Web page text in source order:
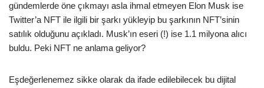
gündemlerde öne çıkmayı asla ihmal etmeyen Elon Musk ise
Twitter’a NFT ile ilgili bir şarkı yükleyip bu şarkının NFT’sinin
satılık olduğunu açıkladı. Musk’ın eseri (!) ise 1.1 milyona alıcı
buldu. Peki NFT ne anlama geliyor?
Eşdeğerlenemez sikke olarak da ifade edilebilecek bu dijital